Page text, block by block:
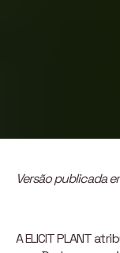
Versão publicada
A ELICIT PLANT